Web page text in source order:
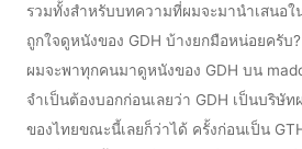
รวมทั้งสำหรับบทความที่ผมจะมานำเสนอ
ถูกใจดูหนังของ GDH บ้างยกมือหน่อยครับ
ผมจะพาทุกคนมาดูหนังของ GDH บน
จำเป็นต้องบอกก่อนเลยว่า GDH เป็นบริษั
ของไทยขณะนี้เลยก็ว่าได้ ครั้งก่อนเป็น